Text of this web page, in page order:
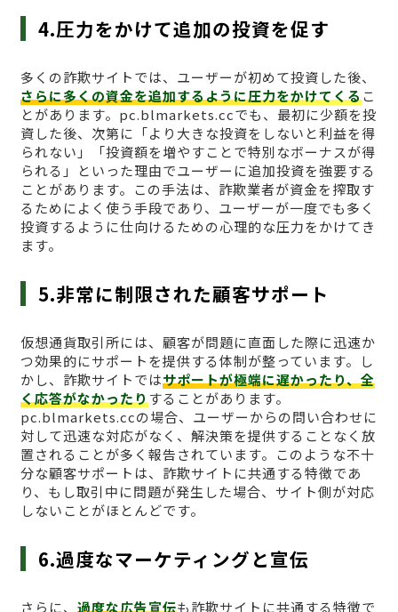
4.圧力をかけて追加の投資を促す
多くの詐欺サイトでは、ユーザーが初めて投資した後、
さらに多くの資金を追加するように圧力をかけてくるこ
とがあります。pc.blmarkets.ccでも、最初に少額を投
資した後、次第に「より大きな投資をしないと利益を得
られない」「投資額を増やすことで特別なボーナスが得
られる」といった理由でユーザーに追加投資を強要する
ことがあります。この手法は、詐欺業者が資金を搾取す
るためによく使う手段であり、ユーザーが一度でも多く
投資するように仕向けるための心理的な圧力をかけてき
ます。
5.非常に制限された顧客サポート
仮想通貨取引所には、顧客が問題に直面した際に迅速か
つ効果的にサポートを提供する体制が整っています。し
かし、詐欺サイトではサポートが極端に遅かったり、全
く応答がなかったりすることがあります。
pc.blmarkets.ccの場合、ユーザーからの問い合わせに
対して迅速な対応がなく、解決策を提供することなく放
置されることが多く報告されています。このような不十
分な顧客サポートは、詐欺サイトに共通する特徴であ
り、もし取引中に問題が発生した場合、サイト側が対応
しないことがほとんどです。
6.過度なマーケティングと宣伝
さらに、 過度な広告宣伝も詐欺サイトに共通する特徴で